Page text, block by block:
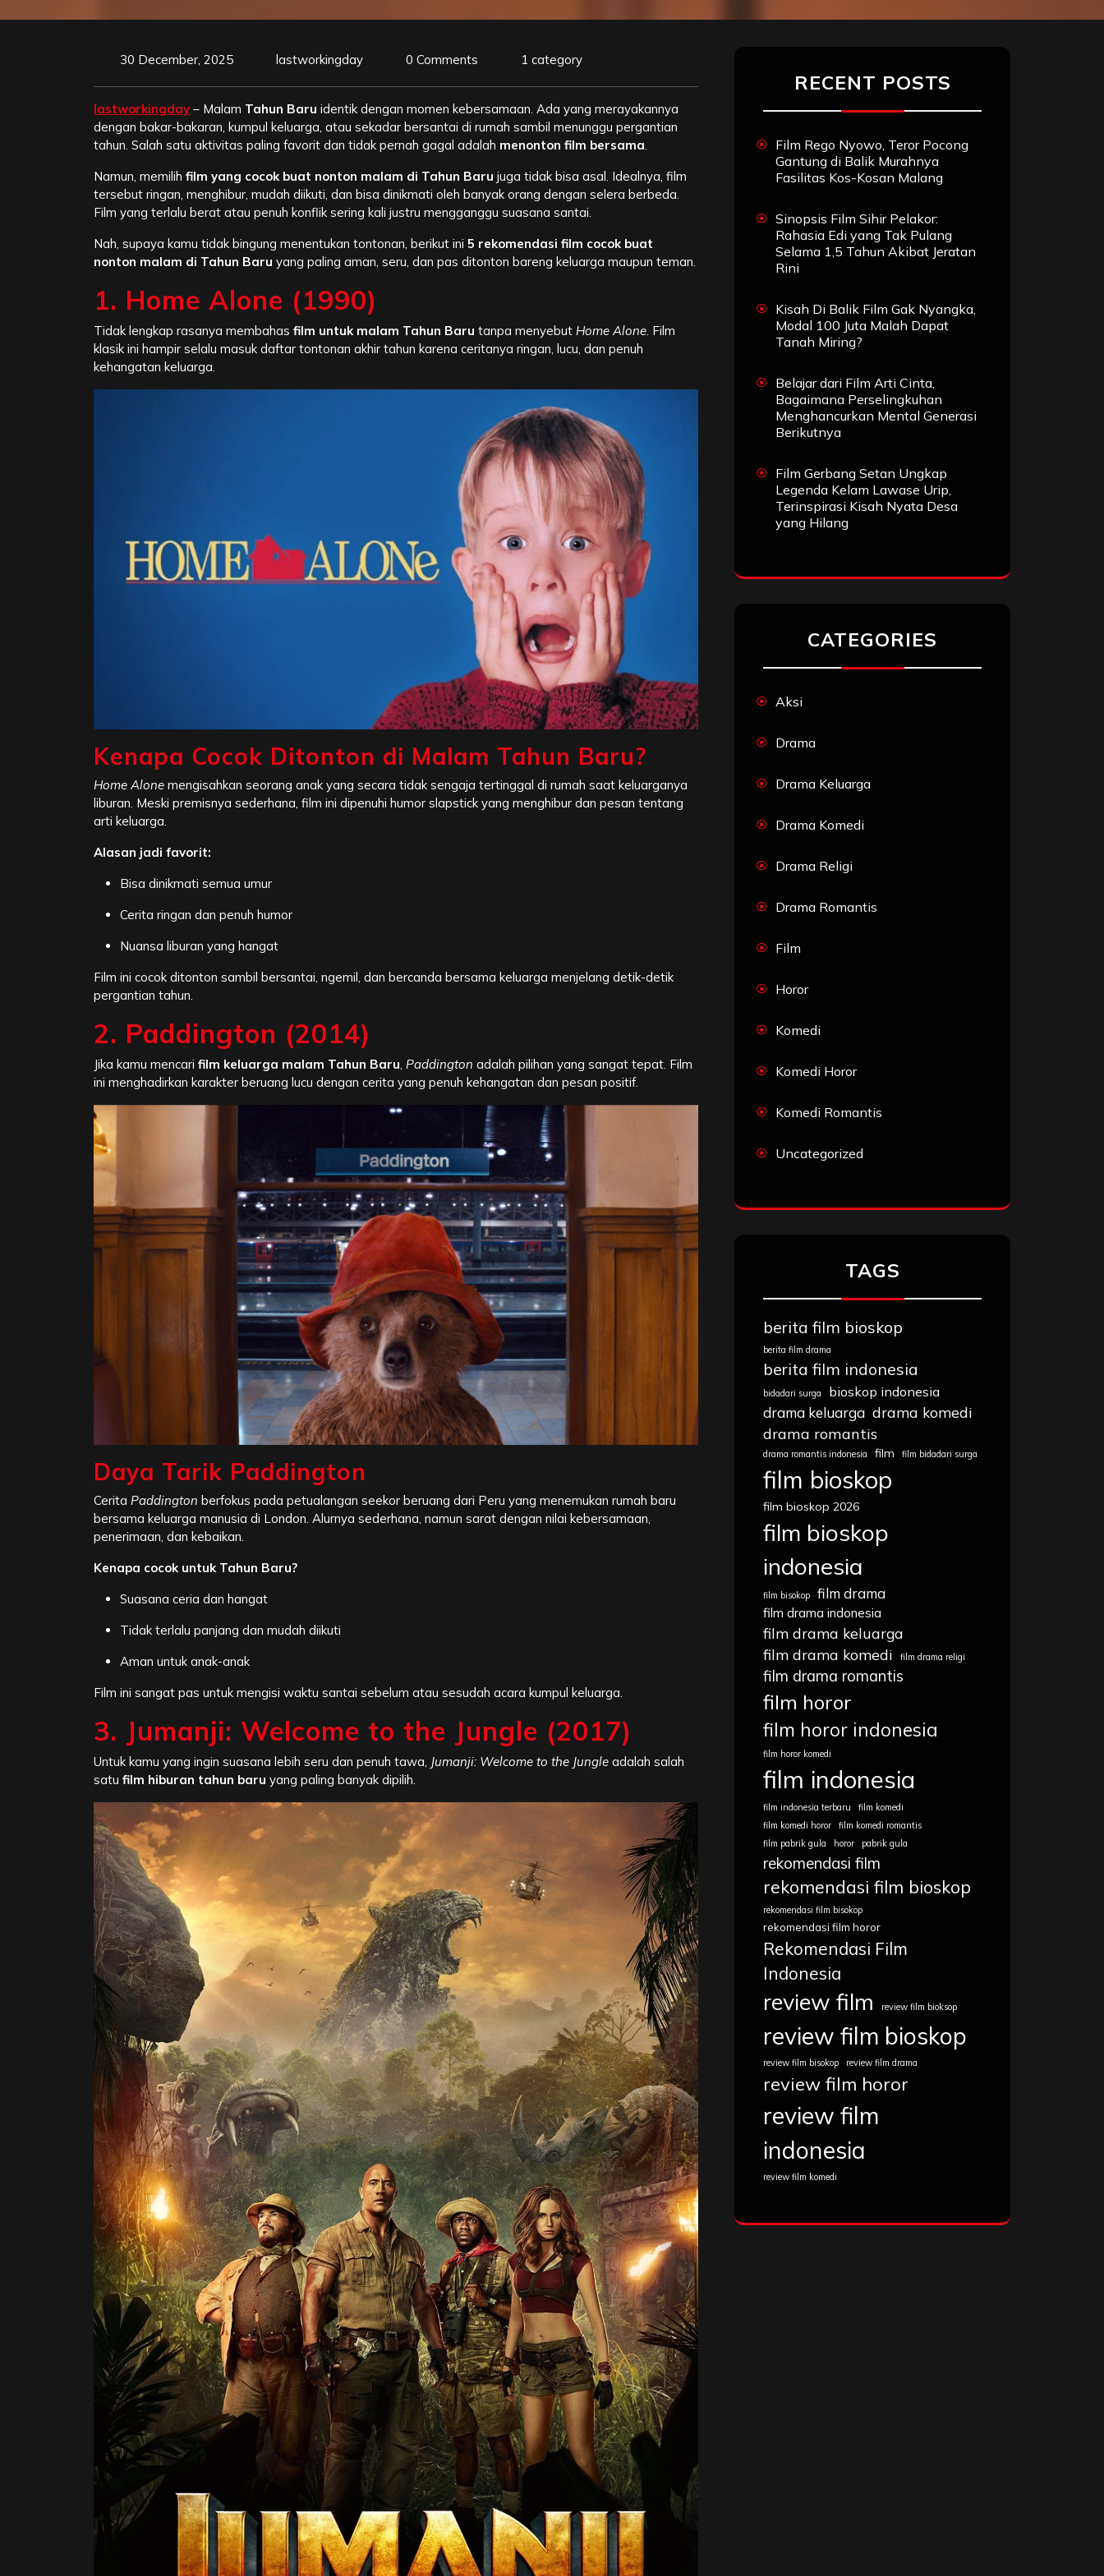
30 December, 2025 lastworkingday 0 Comments 1 category
lastworkingday – Malam Tahun Baru identik dengan momen kebersamaan. Ada yang merayakannya
dengan bakar-bakaran, kumpul keluarga, atau sekadar bersantai di rumah sambil menunggu pergantian
tahun. Salah satu aktivitas paling favorit dan tidak pernah gagal adalah menonton film bersama.
Namun, memilih film yang cocok buat nonton malam di Tahun Baru juga tidak bisa asal. Idealnya, film
tersebut ringan, menghibur, mudah diikuti, dan bisa dinikmati oleh banyak orang dengan selera berbeda.
Film yang terlalu berat atau penuh konflik sering kali justru mengganggu suasana santai.
Nah, supaya kamu tidak bingung menentukan tontonan, berikut ini 5 rekomendasi film cocok buat
nonton malam di Tahun Baru yang paling aman, seru, dan pas ditonton bareng keluarga maupun teman.
1. Home Alone (1990)
Tidak lengkap rasanya membahas film untuk malam Tahun Baru tanpa menyebut Home Alone. Film
klasik ini hampir selalu masuk daftar tontonan akhir tahun karena ceritanya ringan, lucu, dan penuh
kehangatan keluarga.
Kenapa Cocok Ditonton di Malam Tahun Baru?
Home Alone mengisahkan seorang anak yang secara tidak sengaja tertinggal di rumah saat keluarganya
liburan. Meski premisnya sederhana, film ini dipenuhi humor slapstick yang menghibur dan pesan tentang
arti keluarga.
Alasan jadi favorit:
Bisa dinikmati semua umur
Cerita ringan dan penuh humor
Nuansa liburan yang hangat
Film ini cocok ditonton sambil bersantai, ngemil, dan bercanda bersama keluarga menjelang detik-detik
pergantian tahun.
2. Paddington (2014)
Jika kamu mencari film keluarga malam Tahun Baru, Paddington adalah pilihan yang sangat tepat. Film
ini menghadirkan karakter beruang lucu dengan cerita yang penuh kehangatan dan pesan positif.
Daya Tarik Paddington
Cerita Paddington berfokus pada petualangan seekor beruang dari Peru yang menemukan rumah baru
bersama keluarga manusia di London. Alurnya sederhana, namun sarat dengan nilai kebersamaan,
penerimaan, dan kebaikan.
Kenapa cocok untuk Tahun Baru?
Suasana ceria dan hangat
Tidak terlalu panjang dan mudah diikuti
Aman untuk anak-anak
Film ini sangat pas untuk mengisi waktu santai sebelum atau sesudah acara kumpul keluarga.
3. Jumanji: Welcome to the Jungle (2017)
Untuk kamu yang ingin suasana lebih seru dan penuh tawa, Jumanji: Welcome to the Jungle adalah salah
satu film hiburan tahun baru yang paling banyak dipilih.
RECENT POSTS
Film Rego Nyowo, Teror Pocong
Gantung di Balik Murahnya
Fasilitas Kos-Kosan Malang
Sinopsis Film Sihir Pelakor:
Rahasia Edi yang Tak Pulang
Selama 1,5 Tahun Akibat Jeratan
Rini
Kisah Di Balik Film Gak Nyangka,
Modal 100 Juta Malah Dapat
Tanah Miring?
Belajar dari Film Arti Cinta,
Bagaimana Perselingkuhan
Menghancurkan Mental Generasi
Berikutnya
Film Gerbang Setan Ungkap
Legenda Kelam Lawase Urip,
Terinspirasi Kisah Nyata Desa
yang Hilang
CATEGORIES
Aksi
Drama
Drama Keluarga
Drama Komedi
Drama Religi
Drama Romantis
Film
Horor
Komedi
Komedi Horor
Komedi Romantis
Uncategorized
TAGS
berita film bioskop
berita film drama
berita film indonesia
bidadari surga bioskop indonesia
drama keluarga drama komedi
drama romantis
drama romantis indonesia film film bidadari surga
film bioskop
film bioskop 2026
film bioskop
indonesia
film bisokop film drama
film drama indonesia
film drama keluarga
film drama komedi
film drama religi
film drama romantis
film horor
film horor indonesia
film horor komedi
film indonesia
film indonesia terbaru
film komedi
film komedi horor
film komedi romantis
film pabrik gula
horor pabrik gula
rekomendasi film
rekomendasi film bioskop
rekomendasi film bisokop
rekomendasi film horor
Rekomendasi Film
Indonesia
review film review film bioksop
review film bioskop
review film bisokop review film drama
review film horor
review film
indonesia
review film komedi